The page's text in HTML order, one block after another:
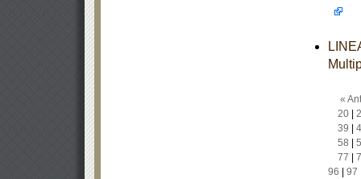
«
20|
39
58
77
96
97